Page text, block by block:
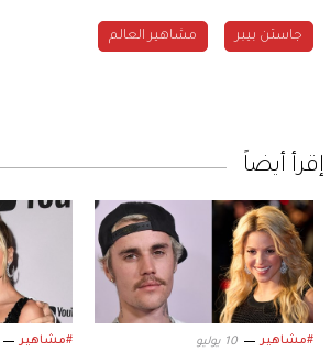
جاستن بيبر مشاهير العالم
إقرأ أيضاً
#مشاهير 10 يوليو #مشاهير